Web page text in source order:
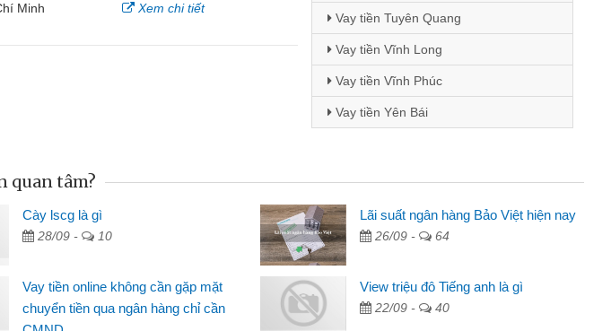
Minh
Xem chi tiết
Vay tiền Tuyên Quang
Vay tiền Vĩnh Long
Vay tiền Vĩnh Phúc
Vay tiền Yên Bái
Đoàn Hữu Cảnh
Mình cần tiền gấp nên định cầm cố chiếc xe wave
nhưng thật may đã có gói vay tiền bằng CMND online
không cần gặp mặt nên rất tiện lợi, sẽ giới thiệu cho bạn
bè biết
Mai Lan - Sinh
thấy thủ tục
quan tâm?
Cày lscg là gì
28/09 - 10
Lãi suất ngân hàng Bảo Việt hiện nay
26/09 - 64
Vay tiền online không cần gặp mặt
chuyển tiền qua ngân hàng chỉ cần
View triệu đô Tiếng anh là gì
22/09 - 40